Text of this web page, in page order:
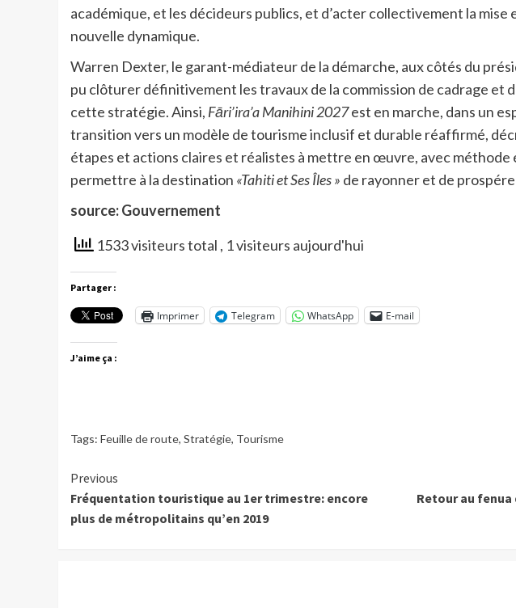
académique, et les décideurs publics, et d’acter collectivement la
nouvelle dynamique.
Warren Dexter, le garant-médiateur de la démarche, aux côtés du
pu clôturer définitivement les travaux de la commission de cadrage et
cette stratégie. Ainsi, Fāri’ira’a Manihini 2027est en marche, dans un
transition vers un modèle de tourisme inclusif et durable réaffirmé,
étapes et actions claires et réalistes à mettre en œuvre, avec
permettre à la destination «Tahiti et Ses Îles » de rayonner et de
source: Gouvernement
1533 visiteurs total , 1 visiteurs aujourd'hui
Partager :
Imprimer Telegram WhatsApp E-mail
J’aime ça :
Tags: Feuille de route, Stratégie, Tourisme
Continue
Reading
Previous
Fréquentation touristique au 1er trimestre: encore
plus de métropolitains qu’en 2019
Retour au fenua